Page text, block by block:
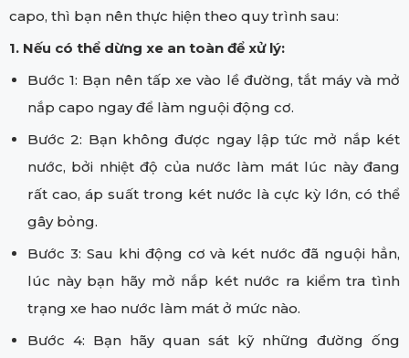
capo, thì bạn nên thực hiện theo quy trình sau:
1. Nếu có thể dừng xe an toàn để xử lý:
Bước 1: Bạn nên tấp xe vào lề đường, tắt máy và mở
nắp capo ngay để làm nguội động cơ.
Bước 2: Bạn không được ngay lập tức mở nắp két
nước, bởi nhiệt độ của nước làm mát lúc này đang
rất cao, áp suất trong két nước là cực kỳ lớn, có thể
gây bỏng.
Bước 3: Sau khi động cơ và két nước đã nguội hẳn,
lúc này bạn hãy mở nắp két nước ra kiểm tra tình
trạng xe hao nước làm mát ở mức nào.
Bước 4: Bạn hãy quan sát kỹ những đường ống